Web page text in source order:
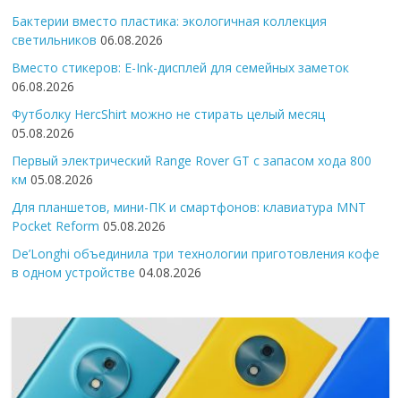
Бактерии вместо пластика: экологичная коллекция
светильников 06.08.2026
Вместо стикеров: E-Ink-дисплей для семейных заметок
06.08.2026
Футболку HercShirt можно не стирать целый месяц
05.08.2026
Первый электрический Range Rover GT с запасом хода 800
км 05.08.2026
Для планшетов, мини-ПК и смартфонов: клавиатура MNT
Pocket Reform 05.08.2026
De’Longhi объединила три технологии приготовления кофе
в одном устройстве 04.08.2026